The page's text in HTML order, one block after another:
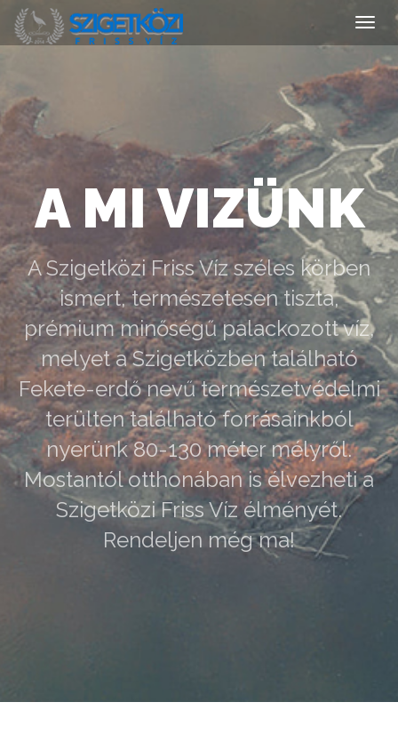
A MI VIZÜNK
A Szigetközi Friss Víz széles körben
ismert, természetesen tiszta,
prémium minőségű palackozott víz,
melyet a Szigetközben található
Fekete-erdő nevű természetvédelmi
terülten található forrásainkból
nyerünk 80-130 méter mélyről.
Mostantól otthonában is élvezheti a
Szigetközi Friss Víz élményét.
Rendeljen még ma!